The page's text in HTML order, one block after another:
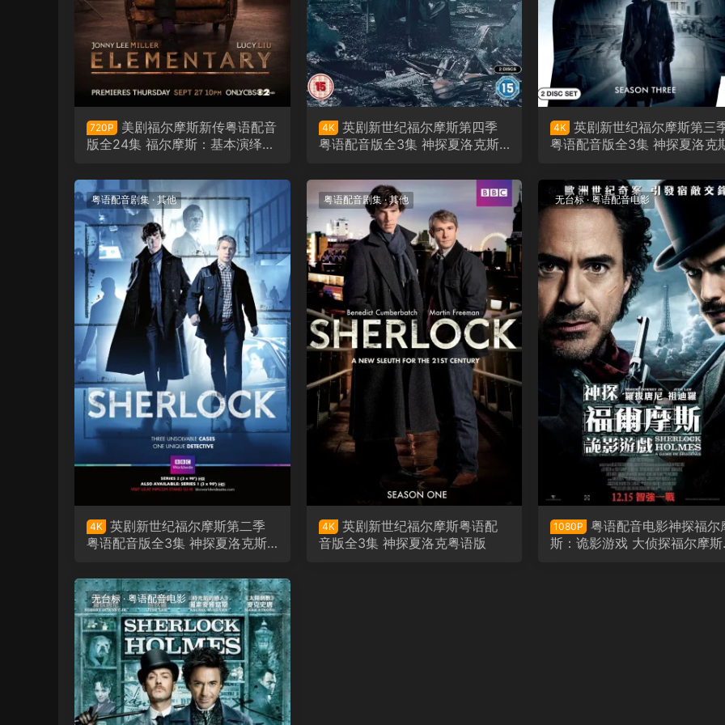
720P
美剧福尔摩斯新传粤语配音
版全24集 福尔摩斯：基本演绎法
4K
英剧新世纪福尔摩斯第四季
粤语配音版全3集 神探夏洛克斯
4K
英剧新世纪福尔摩斯第三
粤语配音版全3集 神探夏洛克
粤语配音剧集 · 其他
4K 英剧新世纪福尔摩斯第二季
粤语配音版全3集 神探夏洛克斯
粤语配音剧集·其他
4K
英剧新世纪福尔摩斯粤语配
音版全3集 神探夏洛克粤语版
无台标·粤语配音电影
1080P
粤语配音电影神探福尔
斯：诡影游戏 大侦探福尔摩斯
无台标·粤语配音电影